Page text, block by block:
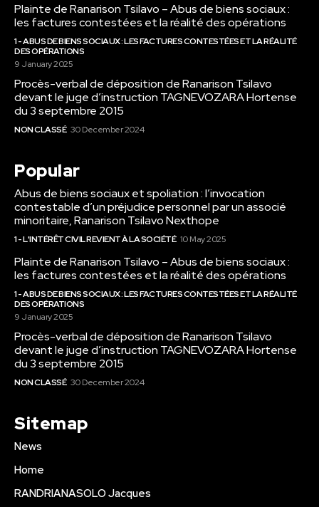
Plainte de Ranarison Tsilavo – Abus de biens sociaux :
les factures contestées et la réalité des opérations
1 - ABUS DE BIENS SOCIAUX : LES FACTURES CONTESTÉES ET LA RÉALITÉ
DES OPÉRATIONS
9 January 2025
Procès-verbal de déposition de Ranarison Tsilavo
devant le juge d’instruction TAGNEVOZARA Hortense
du 3 septembre 2015
NON CLASSÉ 30 December 2024
Popular
Abus de biens sociaux et spoliation : l’invocation
contestable d’un préjudice personnel par un associé
minoritaire, Ranarison Tsilavo Nexthope
1 - L'INTÉRÊT CIVIL REVIENT À LA SOCIÉTÉ 10 May 2025
Plainte de Ranarison Tsilavo – Abus de biens sociaux :
les factures contestées et la réalité des opérations
1 - ABUS DE BIENS SOCIAUX : LES FACTURES CONTESTÉES ET LA RÉALITÉ
DES OPÉRATIONS
9 January 2025
Procès-verbal de déposition de Ranarison Tsilavo
devant le juge d’instruction TAGNEVOZARA Hortense
du 3 septembre 2015
NON CLASSÉ 30 December 2024
Sitemap
News
Home
RANDRIANASOLO Jacques